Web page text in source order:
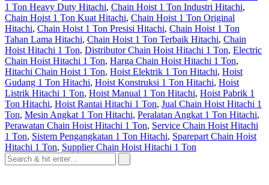
1 Ton Heavy Duty Hitachi, Chain Hoist 1 Ton Industri Hitachi,
Chain Hoist 1 Ton Kuat Hitachi, Chain Hoist 1 Ton Original
Hitachi, Chain Hoist 1 Ton Presisi Hitachi, Chain Hoist 1 Ton
Tahan Lama Hitachi, Chain Hoist 1 Ton Terbaik Hitachi, Chain
Hoist Hitachi 1 Ton, Distributor Chain Hoist Hitachi 1 Ton, Electric
Chain Hoist Hitachi 1 Ton, Harga Chain Hoist Hitachi 1 Ton,
Hitachi Chain Hoist 1 Ton, Hoist Elektrik 1 Ton Hitachi, Hoist
Gudang 1 Ton Hitachi, Hoist Konstruksi 1 Ton Hitachi, Hoist
Listrik Hitachi 1 Ton, Hoist Manual 1 Ton Hitachi, Hoist Pabrik 1
Ton Hitachi, Hoist Rantai Hitachi 1 Ton, Jual Chain Hoist Hitachi 1
Ton, Mesin Angkat 1 Ton Hitachi, Peralatan Angkat 1 Ton Hitachi,
Perawatan Chain Hoist Hitachi 1 Ton, Service Chain Hoist Hitachi
1 Ton, Sistem Pengangkatan 1 Ton Hitachi, Sparepart Chain Hoist
Hitachi 1 Ton, Supplier Chain Hoist Hitachi 1 Ton